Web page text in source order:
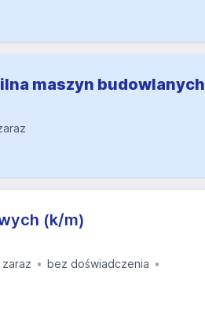
maszyn budowlanych
(k/m)
bez doświadczenia